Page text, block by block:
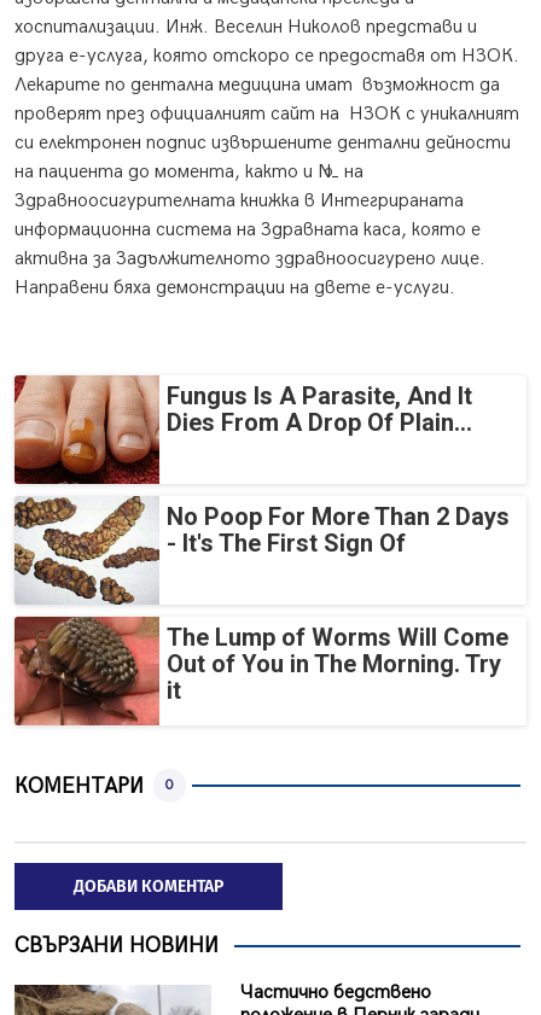
хоспитализации. Инж. Веселин Николов представи и
друга е-услуга, която отскоро се предоставя от НЗОК.
Лекарите по дентална медицина имат възможност да
проверят през официалният сайт на НЗОК с уникалният
си електронен подпис извършените дентални дейности
на пациента до момента, както и № на
Здравноосигурителната книжка в Интегрираната
информационна система на Здравната каса, която е
активна за Задължителното здравноосигурено лице.
Направени бяха демонстрации на двете е-услуги.
Fungus Is A Parasite, And It
Dies From A Drop Of Plain...
No Poop For More Than 2 Days
- It's The First Sign Of
The Lump of Worms Will Come
Out of You in The Morning. Try
it
КОМЕНТАРИ 0
ДОБАВИ КОМЕНТАР
СВЪРЗАНИ НОВИНИ
Частично бедствено